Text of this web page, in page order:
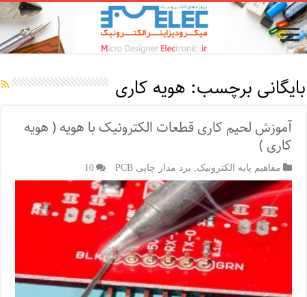
بایگانی برچسب: هویه کاری
آموزش لحیم کاری قطعات الکترونیک با هویه ( هویه
کاری )
مفاهیم پایه الکترونیک برد مدار چاپی PCB 10